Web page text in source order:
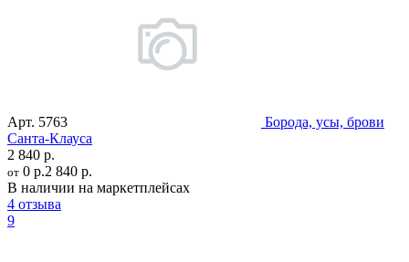
Арт. 5763
Борода, усы, брови
Санта-Клауса
2 840 р.
от 0 р.2 840 р.
В наличии на маркетплейсах
4 отзыва
9